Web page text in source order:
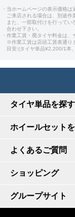
・当ホームページの表示価格は
ご来店される場合は、別途作
また、一部取付けを行って
合わせ下さい。
・作業工賃・廃タイヤ料金は、
※作業工賃は店頭工賃表通り
目安:(タイヤ単品¥2,200/1本
タイヤ単品を探す
ホイールセット
よくあるご質問
ショッピング
グループサイト